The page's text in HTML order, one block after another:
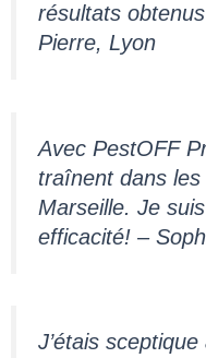
résultats
Pierre, Lyon
Avec PestOFF
traînent dans
Marseille. Je
efficacité! –
J’étais